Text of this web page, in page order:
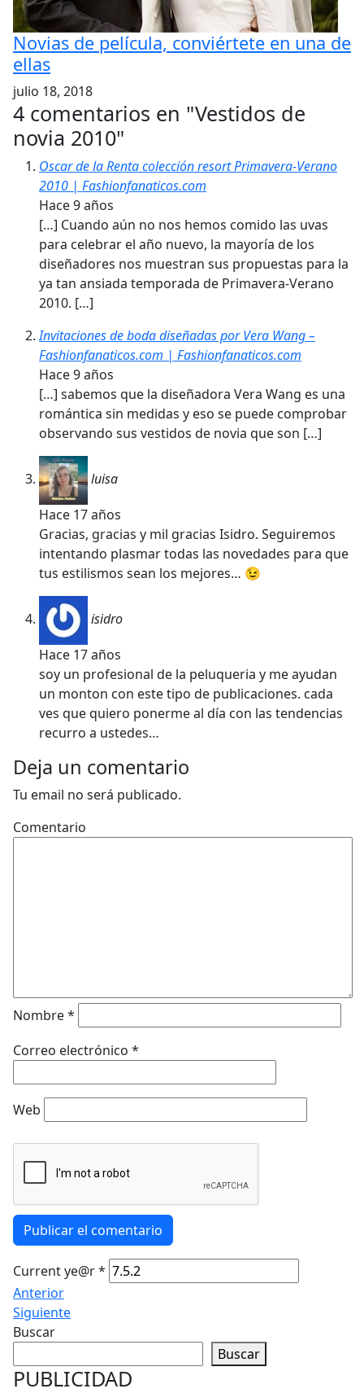
Novias de película, conviértete en una de
ellas
julio 18, 2018
4 comentarios en "Vestidos de
novia 2010"
Oscar de la Renta colección resort Primavera-Verano
2010 | Fashionfanaticos.com
Hace 9 años
[…] Cuando aún no nos hemos comido las uvas
para celebrar el año nuevo, la mayoría de los
diseñadores nos muestran sus propuestas para la
ya tan ansiada temporada de Primavera-Verano
2010. […]
Invitaciones de boda diseñadas por Vera Wang –
Fashionfanaticos.com | Fashionfanaticos.com
Hace 9 años
[…] sabemos que la diseñadora Vera Wang es una
romántica sin medidas y eso se puede comprobar
observando sus vestidos de novia que son […]
luisa
Hace 17 años
Gracias, gracias y mil gracias Isidro. Seguiremos
intentando plasmar todas las novedades para que
tus estilismos sean los mejores… 😉
isidro
Hace 17 años
soy un profesional de la peluqueria y me ayudan
un monton con este tipo de publicaciones. cada
ves que quiero ponerme al día con las tendencias
recurro a ustedes…
Deja un comentario
Tu email no será publicado.
Comentario
Nombre*
Correo electrónico *
Web
Publicar el comentario
Current ye@r*
Anterior
Siguiente
Buscar
Buscar
PUBLICIDAD